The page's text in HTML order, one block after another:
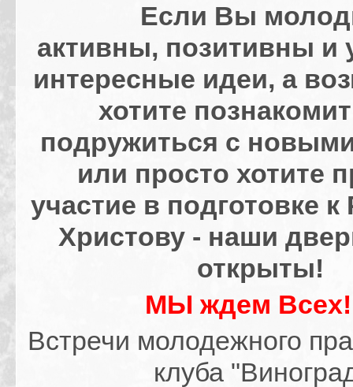
Если Вы
активны, позитивны и
интересные идеи, а
хотите
подружиться с
или просто хотите
участие в подготовке
Христову - наши
открыты!
МЫ ждем
Встречи молодежного
клуба